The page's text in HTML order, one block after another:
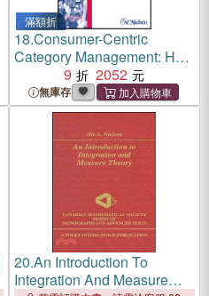
滿額折
18.Consumer-Centric
Category Management: How
To Increase Profits By
Managing Categories Based
On Consumer Needs
9 2052
無庫存
20.An Introduction To
Integration And Measure